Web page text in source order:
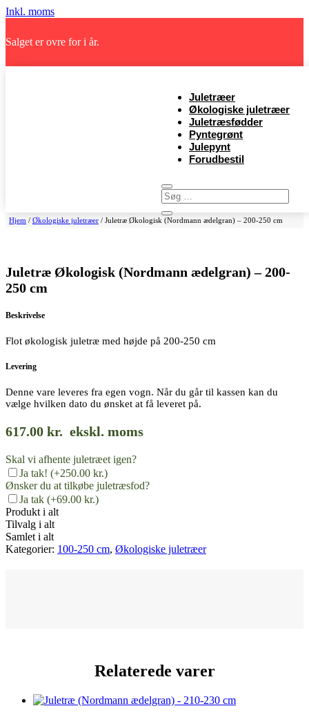
Inkl. moms
Salget er ovre for i år.
Juletræer
Økologiske juletræer
Juletræsfødder
Pyntegrønt
Julepynt
Forudbestil
Hjem / Økologiske juletræer / Juletræ Økologisk (Nordmann ædelgran) – 200-250 cm
Juletræ Økologisk (Nordmann ædelgran) – 200-
250 cm
Beskrivelse
Flot økologisk juletræ med højde på 200-250 cm
Levering
Denne vare leveres fra egen vogn. Når du går til kassen kan du
vælge hvilken dato du ønsket at få leveret på.
617.00 kr. ekskl. moms
Skal vi afhente juletræet igen?
Ja tak! (+250.00 kr.)
Ønsker du at tilkøbe juletræsfod?
Ja tak (+69.00 kr.)
Produkt i alt
Tilvalg i alt
Samlet i alt
Kategorier: 100-250 cm, Økologiske juletræer
Relaterede varer